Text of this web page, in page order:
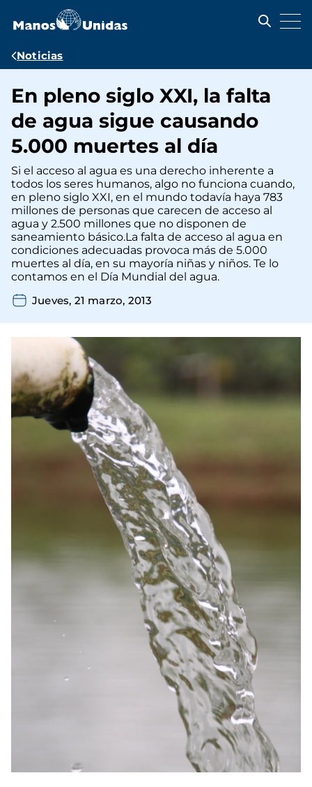
contenido
Ruta
navegación
Noticias
En pleno siglo XXI, la falta
de agua sigue causando
5.000 muertes al día
Si el acceso al agua es una derecho inherente a
todos los seres humanos, algo no funciona cuando,
en pleno siglo XXI, en el mundo todavía haya 783
millones de personas que carecen de acceso al
agua y 2.500 millones que no disponen de
saneamiento básico.La falta de acceso al agua en
condiciones adecuadas provoca más de 5.000
muertes al día, en su mayoría niñas y niños. Te lo
contamos en el Día Mundial del agua.
Jueves, 21 marzo, 2013